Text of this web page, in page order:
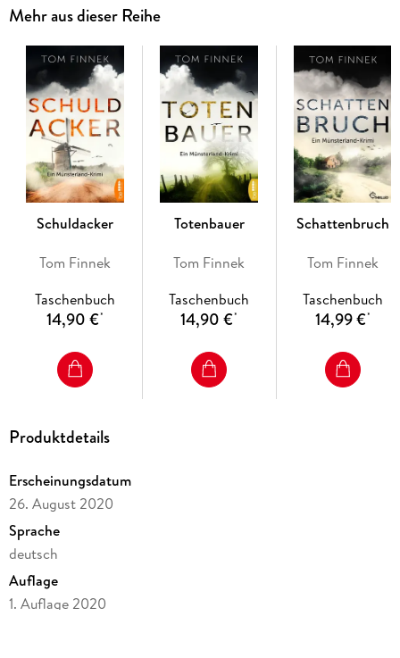
schwer.
Mehr aus dieser Reihe
Schuldacker
Tom Finnek
Taschenbuch
14,90 €*
Totenbauer
Tom Finnek
Taschenbuch
14,90 €*
Schattenbruch
Tom Finnek
Taschenbuch
14,99 €*
Produktdetails
Erscheinungsdatum
26. August 2020
Sprache
deutsch
Auflage
1. Auflage 2020